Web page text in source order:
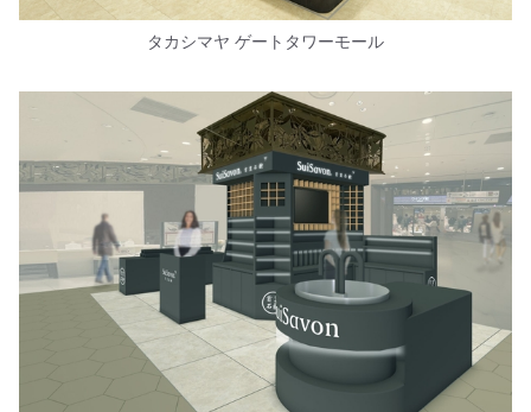
タカシマヤ ゲートタワーモール